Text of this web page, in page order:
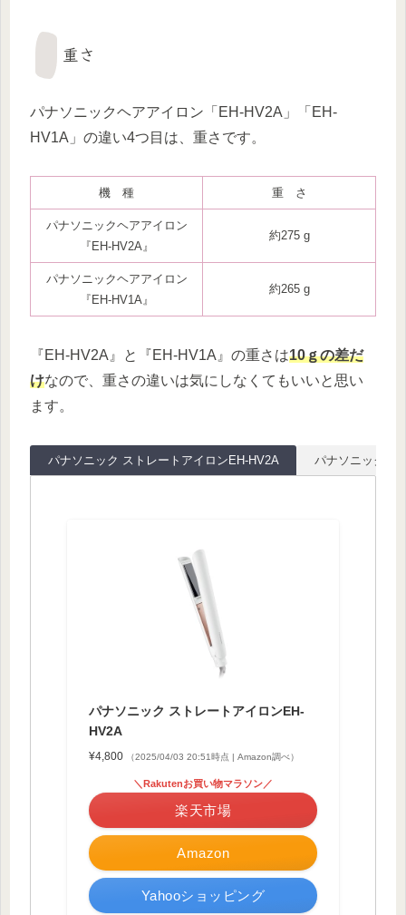
重さ
パナソニックヘアアイロン「EH-HV2A」「EH-
HV1A」の違い4つ目は、重さです。
機 種 重 さ
パナソニックヘアアイロン
『EH-HV2A』
約275 g
パナソニックヘアアイロン
『EH-HV1A』
約265 g
『EH-HV2A』と『EH-HV1A』の重さは10ｇの差だ
けなので、重さの違いは気にしなくてもいいと思い
ます。
パナソニック ストレートアイロンEH-HV2A パナソニック ヘ
パナソニック ストレートアイロンEH-
HV2A
¥4,800 （2025/04/03 20:51時点 | Amazon調べ）
Amazon
＼Rakutenお買い物マラソン／
楽天市場
Yahooショッピング